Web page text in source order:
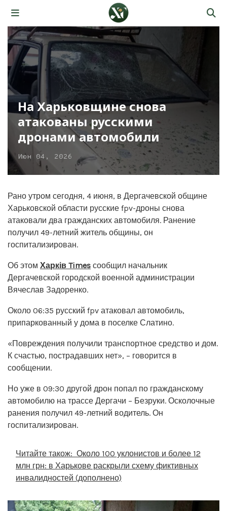
На Харьковщине снова
атакованы русскими
дронами автомобили
Июн 04, 2026
Рано утром сегодня, 4 июня, в Дергачевской общине
Харьковской области русские fpv-дроны снова
атаковали два гражданских автомобиля. Ранение
получил 49-летний житель общины, он
госпитализирован.
Об этом Харків Times сообщил начальник
Дергачевской городской военной администрации
Вячеслав Задоренко.
Около 06:35 русский fpv атаковал автомобиль,
припаркованный у дома в поселке Слатино.
«Повреждения получили транспортное средство и дом.
К счастью, пострадавших нет», – говорится в
сообщении.
Но уже в 09:30 другой дрон попал по гражданскому
автомобилю на трассе Дергачи – Безруки. Осколочные
ранения получил 49-летний водитель. Он
госпитализирован.
Читайте також: Около 100 уклонистов и более 12
млн грн: в Харькове раскрыли схему фиктивных
инвалидностей (дополнено)